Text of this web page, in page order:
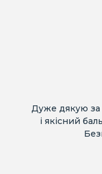
Дуже дякую за
і якісний